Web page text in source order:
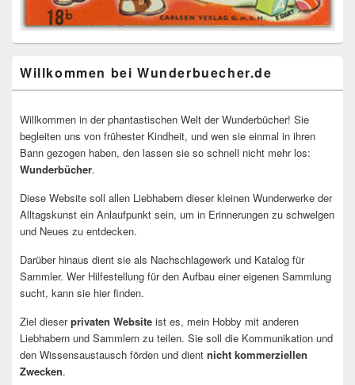
Willkommen bei Wunderbuecher.de
Willkommen in der phantastischen Welt der Wunderbücher! Sie
begleiten uns von frühester Kindheit, und wen sie einmal in ihren
Bann gezogen haben, den lassen sie so schnell nicht mehr los:
Wunderbücher.
Diese Website soll allen Liebhabern dieser kleinen Wunderwerke der
Alltagskunst ein Anlaufpunkt sein, um in Erinnerungen zu schwelgen
und Neues zu entdecken.
Darüber hinaus dient sie als Nachschlagewerk und Katalog für
Sammler. Wer Hilfestellung für den Aufbau einer eigenen Sammlung
sucht, kann sie hier finden.
Ziel dieserprivaten Website ist es, mein Hobby mit anderen
Liebhabern und Sammlern zu teilen. Sie soll die Kommunikation und
den Wissensaustausch förden und dient nicht kommerziellen
Zwecken.